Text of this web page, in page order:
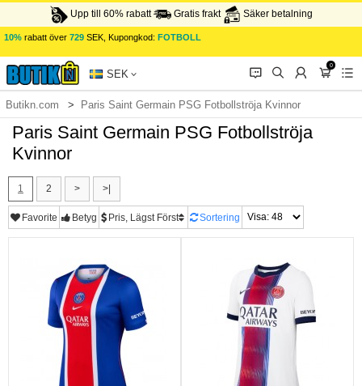
Upp till 60% rabatt Gratis frakt Säker betalning
10% rabatt över 729 SEK, Kupongkod: FOTBOLL
SEK 󰂱 󰂨 󰃳
0
󰃦 󰃖
Butikn.com Paris Saint Germain PSG Fotbollströja Kvinnor
Paris Saint Germain PSG Fotbollströja
Kvinnor
1 2 > >|
Favorite Betyg Pris, Lägst Först Sortering